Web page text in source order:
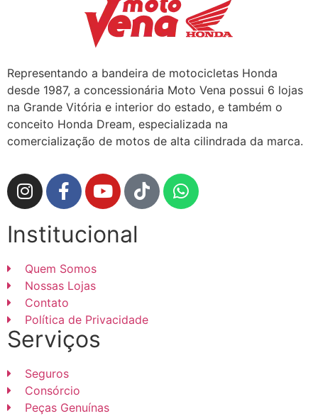
Representando a bandeira de motocicletas Honda
desde 1987, a concessionária Moto Vena possui 6 lojas
na Grande Vitória e interior do estado, e também o
conceito Honda Dream, especializada na
comercialização de motos de alta cilindrada da marca.
Institucional
Quem Somos
Nossas Lojas
Contato
Política de Privacidade
Serviços
Seguros
Consórcio
Peças Genuínas